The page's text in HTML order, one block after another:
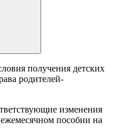
получения детских
родителей-
изменения
пособии на